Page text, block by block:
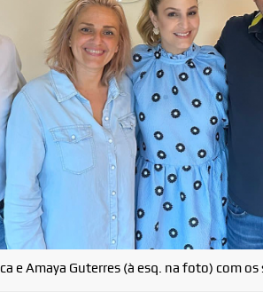
e Amaya Guterres (à esq. na foto) com